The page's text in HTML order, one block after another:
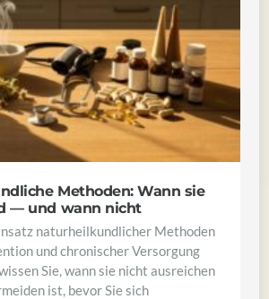
Methoden: Wann sie
— und wann nicht
naturheilkundlicher Methoden
und chronischer Versorgung
Sie, wann sie nicht ausreichen
ist, bevor Sie sich